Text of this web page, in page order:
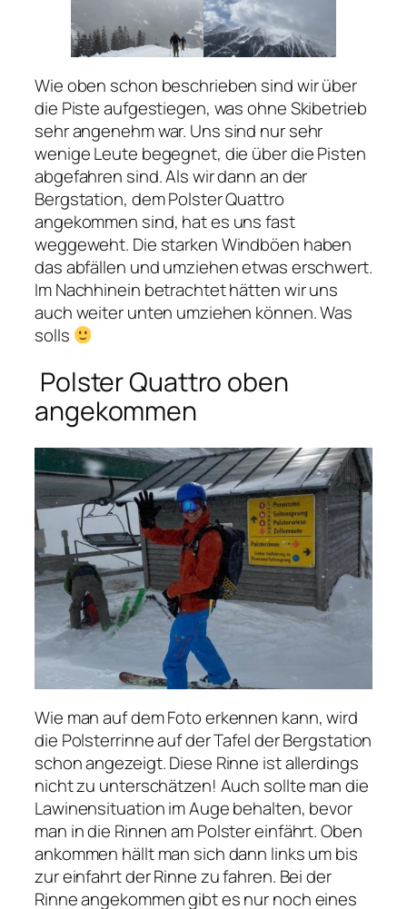
Wie oben schon beschrieben sind wir über
die Piste aufgestiegen, was ohne Skibetrieb
sehr angenehm war. Uns sind nur sehr
wenige Leute begegnet, die über die Pisten
abgefahren sind. Als wir dann an der
Bergstation, dem Polster Quattro
angekommen sind, hat es uns fast
weggeweht. Die starken Windböen haben
das abfällen und umziehen etwas erschwert.
Im Nach­hi­n­ein betrachtet hätten wir uns
auch weiter unten umziehen können. Was
solls
Polster Quattro oben
angekommen
Wie man auf dem Foto erkennen kann, wird
die Polsterrinne auf der Tafel der Bergstation
schon angezeigt. Diese Rinne ist allerdings
nicht zu unterschätzen! Auch sollte man die
Lawinensituation im Auge behalten, bevor
man in die Rinnen am Polster einfährt. Oben
ankommen hällt man sich dann links um bis
zur einfahrt der Rinne zu fahren. Bei der
Rinne angekommen gibt es nur noch eines